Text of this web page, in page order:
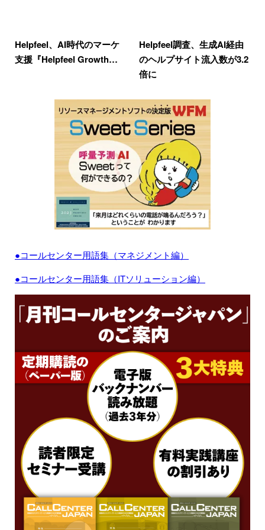
Helpfeel、AI時代のマーケ
支援『Helpfeel Growth…
Helpfeel調査、生成AI経由
のヘルプサイト流入数が3.2
倍に
●コールセンター用語集（マネジメント編）
●コールセンター用語集（ITソリューション編）